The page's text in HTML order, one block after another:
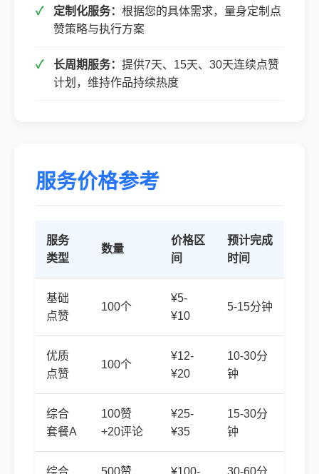
定制化服务： 根据您的具体需求，量身定制点
赞策略与执行方案
长周期服务： 提供7天、15天、30天连续点赞
计划，维持作品持续热度
服务价格参考
服务
类型
数量
价格区
间
预计完成
时间
基础
点赞
100个
¥5-
¥10
5-15分钟
优质
点赞
100个
¥12-
¥20
10-30分
钟
综合
套餐A
100赞
+20评论
¥25-
¥35
15-30分
钟
综合 500赞 ¥100- 30-60分